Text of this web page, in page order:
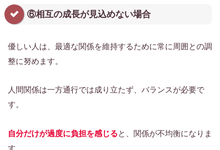
⑥相互の成長が見込めない場合
優しい人は、最適な関係を維持するために常に周囲との調
整に努めます。
人間関係は一方通行では成り立たず、バランスが必要で
す。
自分だけが過度に負担を感じると、関係が不均衡になりま